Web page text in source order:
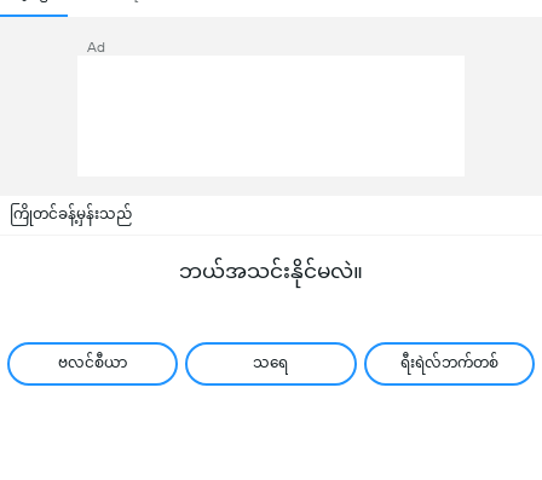
Ad
ကြိုတင်ခန့်မှန်းသည်
ဘယ်အသင်းနိုင်မလဲ။
ဗလင်စီယာ သရေ ရီးရဲလ်ဘက်တစ်